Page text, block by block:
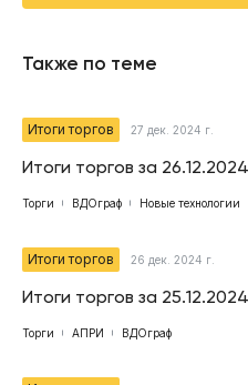
Также по теме
Итоги торгов 27 дек. 2024 г.
Итоги торгов за 26.12.2024
Торги ВДОграф Новые технологии
Итоги торгов 26 дек. 2024 г.
Итоги торгов за 25.12.2024
Торги АПРИ ВДОграф